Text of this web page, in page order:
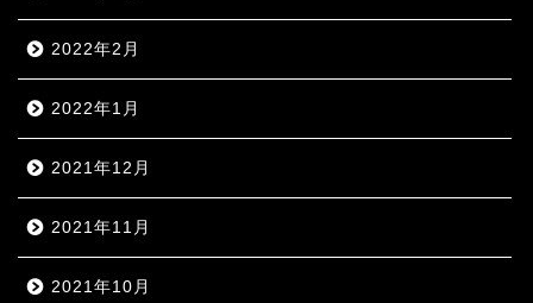
2022年2月
2022年1月
2021年12月
2021年11月
2021年10月